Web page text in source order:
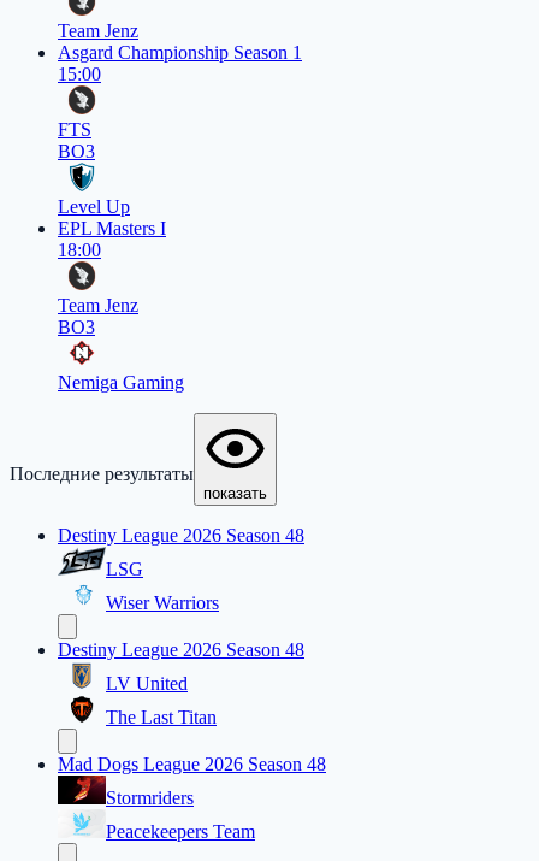
Team Jenz
Asgard Championship Season 1
15:00
FTS
BO3
Level Up
EPL Masters I
18:00
Team Jenz
BO3
Nemiga Gaming
Последние результаты
показать
Destiny League 2026 Season 48
LSG
Wiser Warriors
Destiny League 2026 Season 48
LV United
The Last Titan
Mad Dogs League 2026 Season 48
Stormriders
Peacekeepers Team